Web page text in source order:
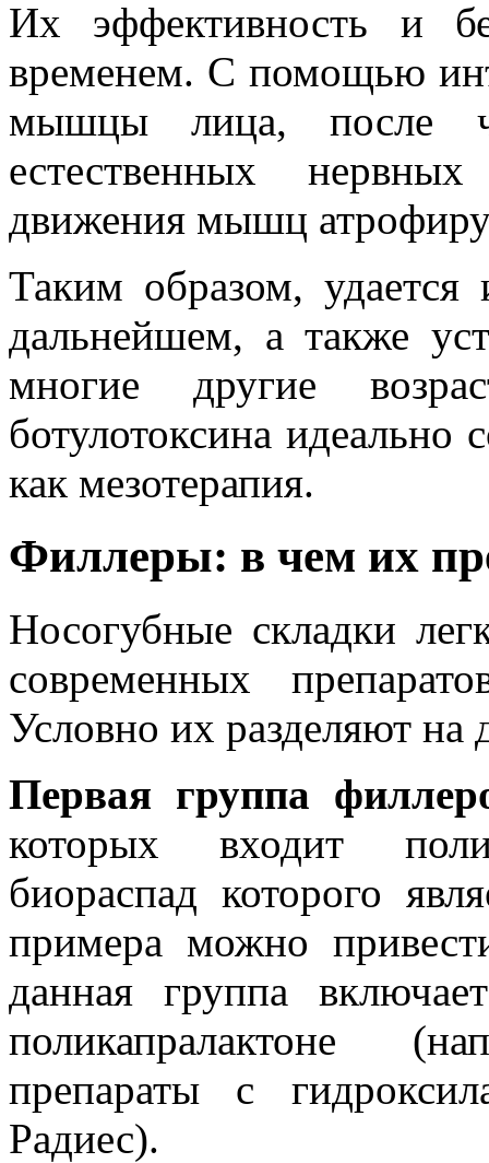
Их эффективность и
временем. С помощью
мышцы лица, после
естественных
движения мышц
Таким образом,
дальнейшем, а также
многие другие
ботулотоксина идеально
как мезотерапия.
Филлеры: в чем их
Носогубные складки
современных
Условно их разделяют на
Первая группа
которых входит
биораспад которого
примера можно
данная группа
поликапралактоне
препараты с
Радиес).